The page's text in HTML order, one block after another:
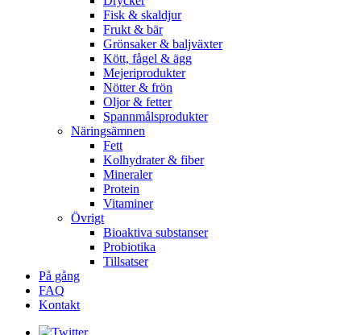
Fisk & skaldjur
Frukt & bär
Grönsaker & baljväxter
Kött, fågel & ägg
Mejeriprodukter
Nötter & frön
Oljor & fetter
Spannmålsprodukter
Näringsämnen
Fett
Kolhydrater & fiber
Mineraler
Protein
Vitaminer
Övrigt
Bioaktiva substanser
Probiotika
Tillsatser
På gång
FAQ
Kontakt